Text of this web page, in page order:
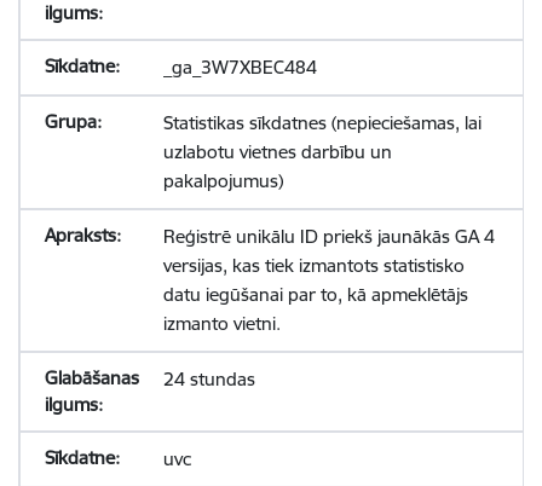
_ga_3W7XBEC484
Statistikas sīkdatnes (nepieciešamas, lai
uzlabotu vietnes darbību un
pakalpojumus)
Reģistrē unikālu ID priekš jaunākās GA 4
versijas, kas tiek izmantots statistisko
datu iegūšanai par to, kā apmeklētājs
izmanto vietni.
24 stundas
uvc